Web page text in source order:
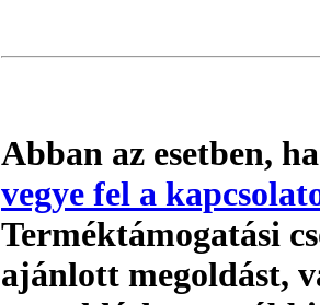
Abban az esetben,
vegye fel a
Terméktámogatási
ajánlott megoldást,